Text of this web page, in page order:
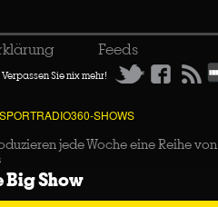
Feeds
Verpassen Sie nix mehr!
SHOWS
jede Woche eine Reihe von
Big Show